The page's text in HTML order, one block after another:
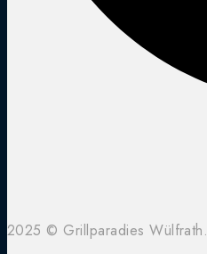
2025 © Grillparadies Wülfrath.